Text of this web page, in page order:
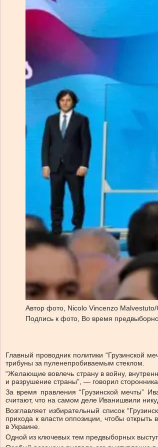
Автор фото, Nicolo Vincenzo
Подпись к фото, Во время
Главный проводник политики “Грузинской
трибуны за пуленепробиваемым стеклом.
“Желающие вовлечь страну в войну,
и разрушение страны”, — говорил
За время правления “Грузинской мечты”
считают, что на самом деле Иванишвили
Возглавляет избирательный список
прихода к власти оппозиции, чтобы
в Украине.
Одной из ключевых тем предвыборных